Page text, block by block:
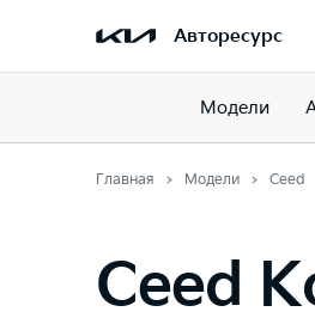
Авторесурс
Модели
Главная Модели Ceed
Ceed